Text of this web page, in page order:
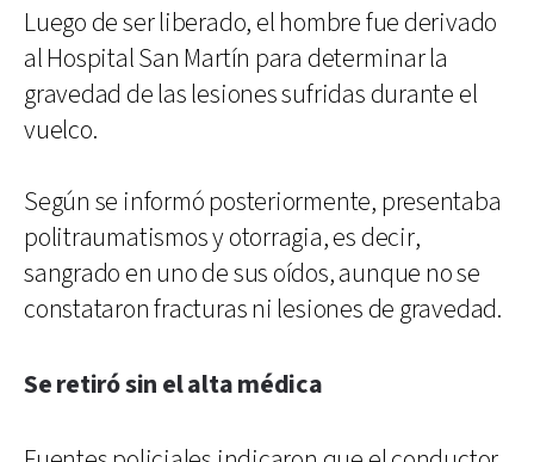
Luego de ser liberado, el hombre fue derivado
al Hospital San Martín para determinar la
gravedad de las lesiones sufridas durante el
vuelco.
Según se informó posteriormente, presentaba
politraumatismos y otorragia, es decir,
sangrado en uno de sus oídos, aunque no se
constataron fracturas ni lesiones de gravedad.
Se retiró sin el alta médica